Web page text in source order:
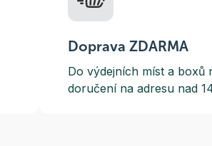
Doprava ZDARMA
Do výdejních míst a boxů
doručení na adresu nad